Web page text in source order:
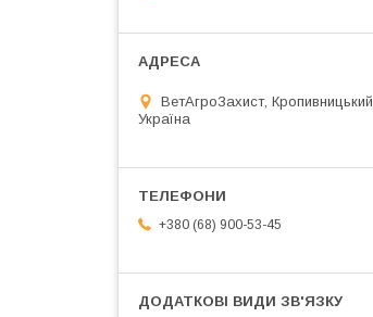
ВетАгроЗахист, Кропивницький,
Україна
+380 (68) 900-53-45